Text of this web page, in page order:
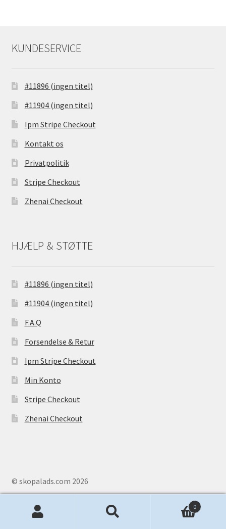
KUNDESERVICE
#11896 (ingen titel)
#11904 (ingen titel)
Ipm Stripe Checkout
Kontakt os
Privatpolitik
Stripe Checkout
Zhenai Checkout
HJÆLP & STØTTE
#11896 (ingen titel)
#11904 (ingen titel)
F.A.Q
Forsendelse & Retur
Ipm Stripe Checkout
Min Konto
Stripe Checkout
Zhenai Checkout
© skopalads.com 2026
0